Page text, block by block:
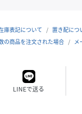
庫表記について 置き配につ
の商品を注文された場合
メ
LINEで送る